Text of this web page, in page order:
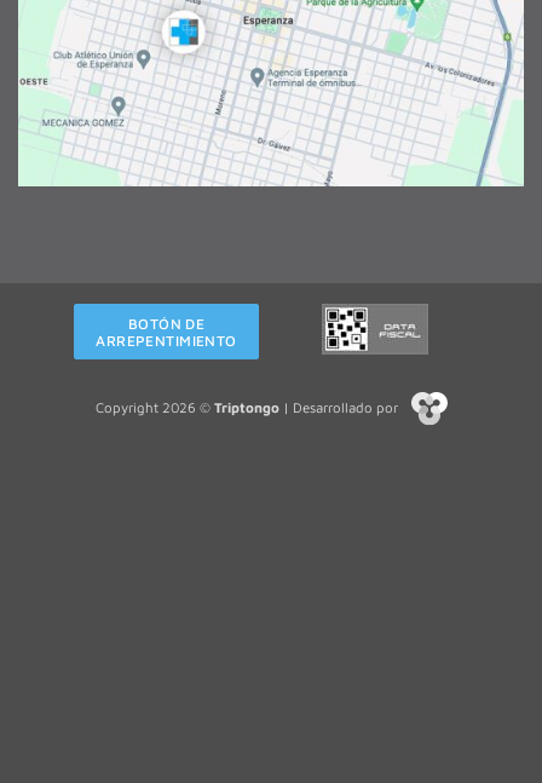
BOTÓN DE
ARREPENTIMIENTO
Copyright 2026 © Triptongo| Desarrollado por